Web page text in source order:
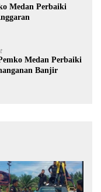
Medan Perbaiki
Medan Perbaiki
Banjir